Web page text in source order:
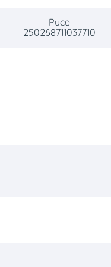
Puce
250268711037710